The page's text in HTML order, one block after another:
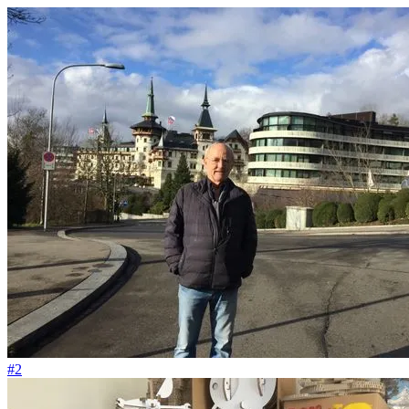
#139
Ich bin mit 63 Jahren noch Mama geworden
#2